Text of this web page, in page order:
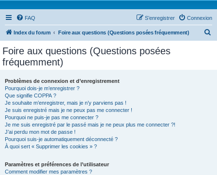
FAQ Connexion
S’enregistrer
Index du forum Foire aux questions (Questions posées fréquemment)
Foire aux questions (Questions posées
fréquemment)
Problèmes de connexion et d’enregistrement
Pourquoi dois-je m’enregistrer ?
Que signifie COPPA ?
Je souhaite m’enregistrer, mais je n’y parviens pas !
Je suis enregistré mais je ne peux pas me connecter !
Pourquoi ne puis-je pas me connecter ?
Je me suis enregistré par le passé mais je ne peux plus me connecter ?!
J’ai perdu mon mot de passe !
Pourquoi suis-je automatiquement déconnecté ?
À quoi sert « Supprimer les cookies » ?
Paramètres et préférences de l’utilisateur
Comment modifier mes paramètres ?